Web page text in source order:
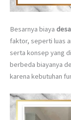
Besarnya biaya
faktor, seperti luas
serta konsep yang
berbeda biayanya
karena kebutuhan